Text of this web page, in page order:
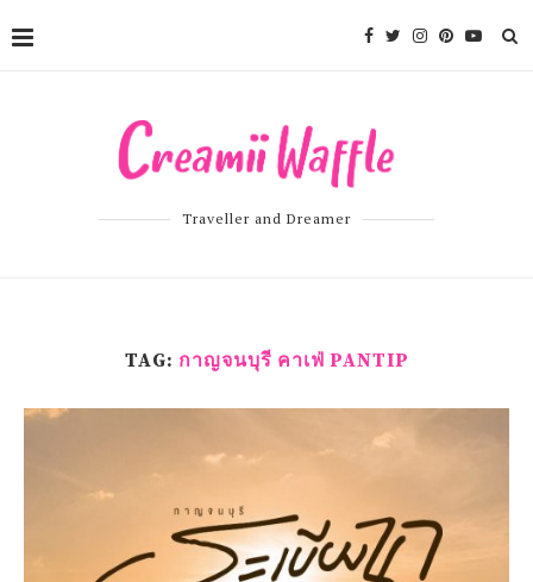
Traveller and Dreamer
TAG: กาญจนบุรี คาเฟ่ PANTIP